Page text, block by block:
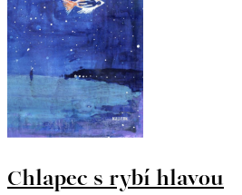
Chlapec s rybí hlavou